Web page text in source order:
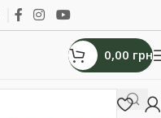
0,00 грн